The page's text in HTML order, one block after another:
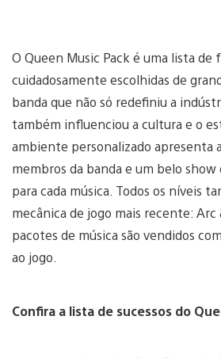
O Queen Music Pack é uma lista de
cuidadosamente escolhidas de
banda que não só redefiniu a
também influenciou a cultura e o
ambiente personalizado apresenta
membros da banda e um belo show
para cada música. Todos os níveis
mecânica de jogo mais recente: Arc
pacotes de música são vendidos
ao jogo.
Confira a lista de sucessos do